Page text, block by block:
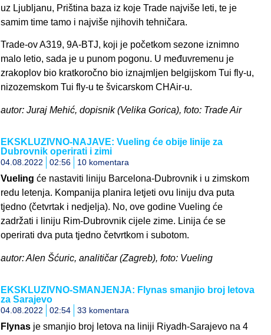
uz Ljubljanu, Priština baza iz koje Trade najviše leti, te je
samim time tamo i najviše njihovih tehničara.
Trade-ov A319, 9A-BTJ, koji je početkom sezone iznimno
malo letio, sada je u punom pogonu. U međuvremenu je
zrakoplov bio kratkoročno bio iznajmljen belgijskom Tui fly-u,
nizozemskom Tui fly-u te švicarskom CHAir-u.
autor: Juraj Mehić, dopisnik (Velika Gorica), foto: Trade Air
EKSKLUZIVNO-NAJAVE: Vueling će obije linije za
Dubrovnik operirati i zimi
04.08.2022 02:56 10 komentara
Vueling će nastaviti liniju Barcelona-Dubrovnik i u zimskom
redu letenja. Kompanija planira letjeti ovu liniju dva puta
tjedno (četvrtak i nedjelja). No, ove godine Vueling će
zadržati i liniju Rim-Dubrovnik cijele zime. Linija će se
operirati dva puta tjedno četvrtkom i subotom.
autor: Alen Šćuric, analitičar (Zagreb), foto: Vueling
EKSKLUZIVNO-SMANJENJA: Flynas smanjio broj letova
za Sarajevo
04.08.2022 02:54 33 komentara
Flynasje smanjio broj letova na liniji Riyadh-Sarajevo na 4